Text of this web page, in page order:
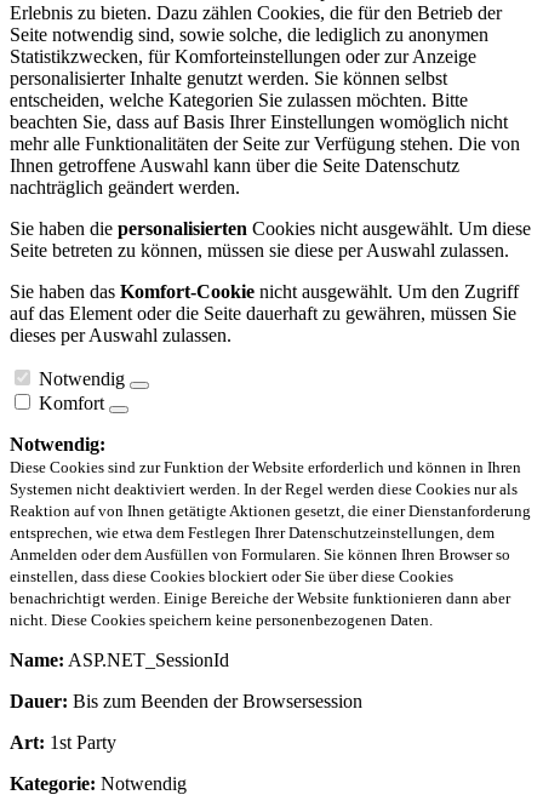
Erlebnis zu bieten. Dazu zählen Cookies, die für den Betrieb der
Seite notwendig sind, sowie solche, die lediglich zu anonymen
Statistikzwecken, für Komforteinstellungen oder zur Anzeige
personalisierter Inhalte genutzt werden. Sie können selbst
entscheiden, welche Kategorien Sie zulassen möchten. Bitte
beachten Sie, dass auf Basis Ihrer Einstellungen womöglich nicht
mehr alle Funktionalitäten der Seite zur Verfügung stehen. Die von
Ihnen getroffene Auswahl kann über die Seite Datenschutz
nachträglich geändert werden.
Sie haben die personalisierten Cookies nicht ausgewählt. Um diese
Seite betreten zu können, müssen sie diese per Auswahl zulassen.
Sie haben das Komfort-Cookie nicht ausgewählt. Um den Zugriff
auf das Element oder die Seite dauerhaft zu gewähren, müssen Sie
dieses per Auswahl zulassen.
Notwendig
Komfort
Notwendig:
Diese Cookies sind zur Funktion der Website erforderlich und können in Ihren
Systemen nicht deaktiviert werden. In der Regel werden diese Cookies nur als
Reaktion auf von Ihnen getätigte Aktionen gesetzt, die einer Dienstanforderung
entsprechen, wie etwa dem Festlegen Ihrer Datenschutzeinstellungen, dem
Anmelden oder dem Ausfüllen von Formularen. Sie können Ihren Browser so
einstellen, dass diese Cookies blockiert oder Sie über diese Cookies
benachrichtigt werden. Einige Bereiche der Website funktionieren dann aber
nicht. Diese Cookies speichern keine personenbezogenen Daten.
Name: ASP.NET_SessionId
Dauer: Bis zum Beenden der Browsersession
Art: 1st Party
Kategorie: Notwendig